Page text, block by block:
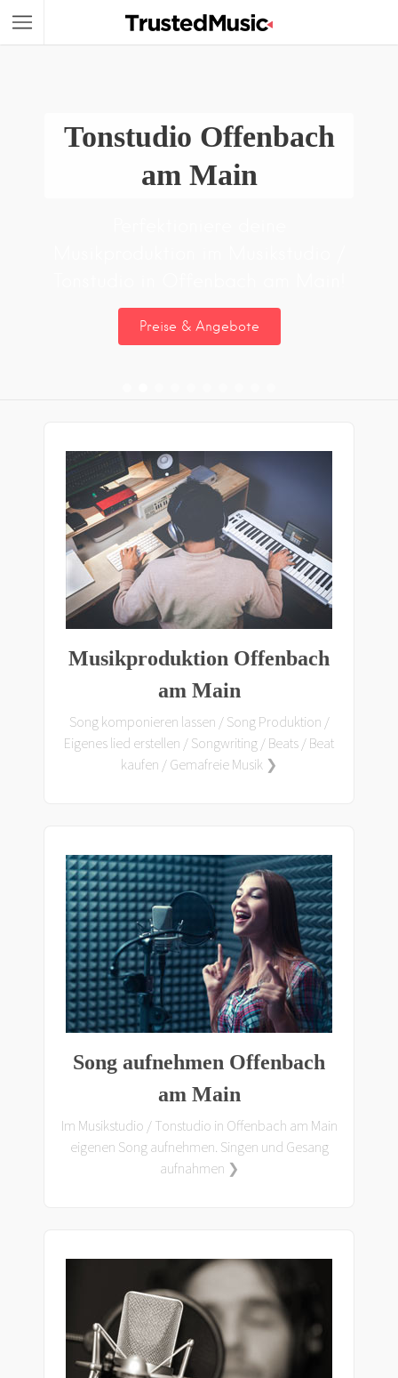
Tonstudio Offenbach
am Main
Musikproduktion Offenbach
am Main
Song komponieren lassen / Song Produktion /
Eigenes lied erstellen / Songwriting / Beats / Beat
kaufen / Gemafreie Musik ❯
Song aufnehmen Offenbach
am Main
Im Musikstudio / Tonstudio in Offenbach am Main
eigenen Song aufnehmen. Singen und Gesang
aufnahmen ❯